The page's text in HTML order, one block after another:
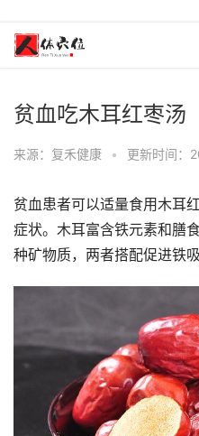
贫血吃木耳红枣汤
来源：复禾健康 • 更新时间
贫血患者可以适量食用木耳
症状。木耳富含铁元素和膳
种矿物质，两者搭配促进铁吸